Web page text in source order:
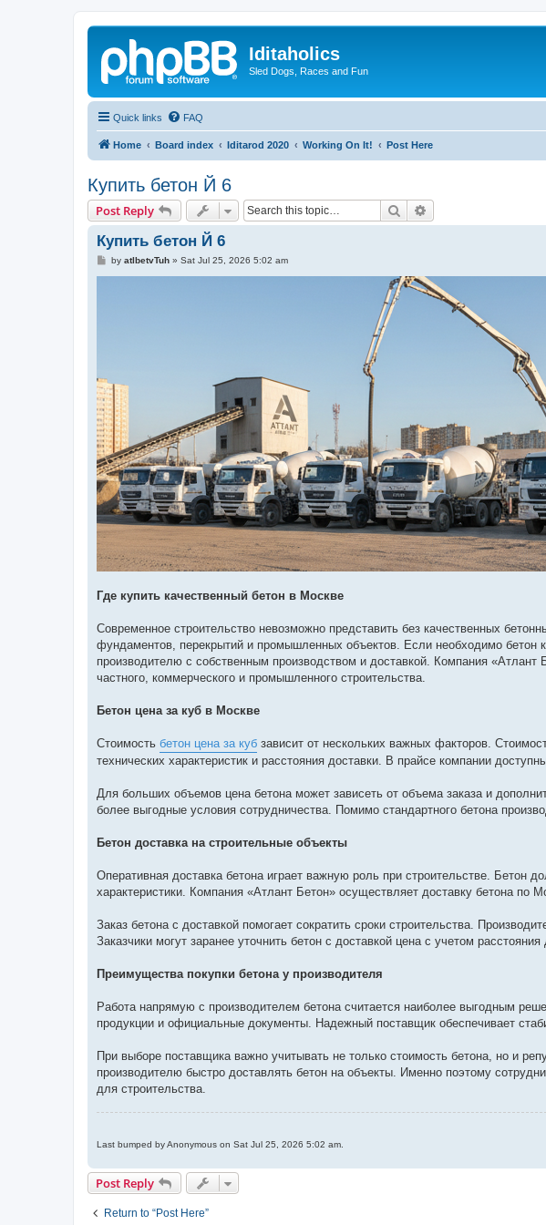
Iditaholics
Sled Dogs, Races and Fun
Quick links FAQ
Home Board index Iditarod 2020 Working On It! Post Here
Купить бетон Й 6
Post Reply Search
Купить бетон Й 6
Pby atlbetvTuh» Sat Jul 25, 2026 5:02 am
Где купить качественный бетон в Москве
Современное строительство невозможно представить без качественных
фундаментов, перекрытий и промышленных объектов. Если необходимо бетон
производителю с собственным производством и доставкой. Компания
частного, коммерческого и промышленного строительства.
Бетон цена за куб в Москве
Стоимость бетон цена за куб зависит от нескольких важных факторов.
технических характеристик и расстояния доставки. В прайсе компании
Для больших объемов цена бетона может зависеть от объема заказа и
более выгодные условия сотрудничества. Помимо стандартного бетона
Бетон доставка на строительные объекты
Оперативная доставка бетона играет важную роль при строительстве. Бетон
характеристики. Компания «Атлант Бетон» осуществляет доставку бетона по
Заказ бетона с доставкой помогает сократить сроки строительства.
Заказчики могут заранее уточнить бетон с доставкой цена с учетом расстояния
Преимущества покупки бетона у производителя
Работа напрямую с производителем бетона считается наиболее выгодным
продукции и официальные документы. Надежный поставщик обеспечивает
При выборе поставщика важно учитывать не только стоимость бетона, но и
производителю быстро доставлять бетон на объекты. Именно поэтому
для строительства.
Last bumped by Anonymous on Sat Jul 25, 2026 5:02 am.
Post Reply
Return to “Post Here”